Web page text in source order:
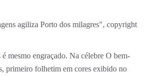
agiliza Porto dos milagres", copyright
mesmo engraçado. Na célebre O bem-
primeiro folhetim em cores exibido no